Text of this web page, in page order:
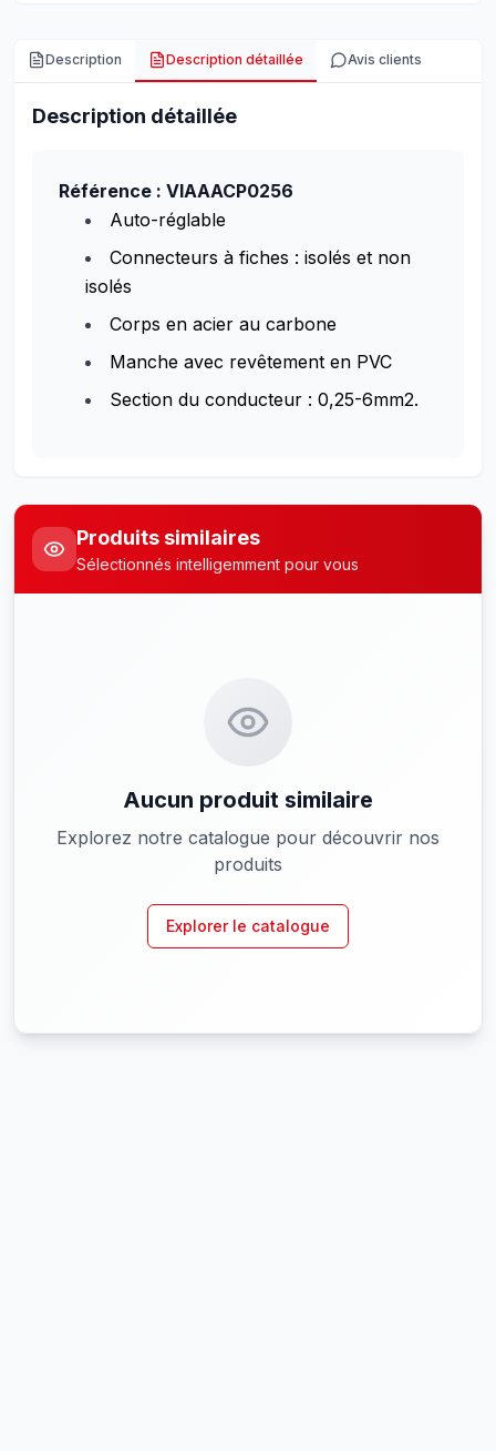
Description Description détaillée Avis clients
Description détaillée
Référence : VIAAACP0256
Auto-réglable
Connecteurs à fiches : isolés et non
isolés
Corps en acier au carbone
Manche avec revêtement en PVC
Section du conducteur : 0,25-6mm2.
Produits similaires
Sélectionnés intelligemment pour vous
Aucun produit similaire
Explorez notre catalogue pour découvrir nos
produits
Explorer le catalogue